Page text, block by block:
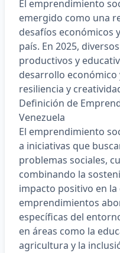
El emprendimiento
emergido como una
desafíos económicos
país. En 2025, diversos
productivos y
desarrollo
resiliencia y
Definición de
Venezuela
El emprendimiento
a iniciativas que
problemas sociales,
combinando la
impacto positivo en
emprendimientos
específicas del
en áreas como la
agricultura y la